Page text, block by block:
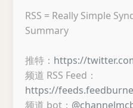
RSS = Really Simple
Summary
推特： https://
频道 RSS Feed：
https://
频道 bot：